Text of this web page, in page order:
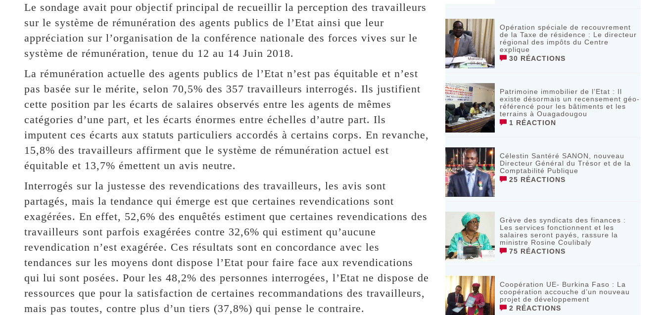
Le sondage avait pour objectif principal de recueillir la perception des travailleurs
sur le système de rémunération des agents publics de l’Etat ainsi que leur
appréciation sur l’organisation de la conférence nationale des forces vives sur le
système de rémunération, tenue du 12 au 14 Juin 2018.
La rémunération actuelle des agents publics de l’Etat n’est pas équitable et n’est
pas basée sur le mérite, selon 70,5% des 357 travailleurs interrogés. Ils justifient
cette position par les écarts de salaires observés entre les agents de mêmes
catégories d’une part, et les écarts énormes entre échelles d’autre part. Ils
imputent ces écarts aux statuts particuliers accordés à certains corps. En revanche,
15,8% des travailleurs affirment que le système de rémunération actuel est
équitable et 13,7% émettent un avis neutre.
Interrogés sur la justesse des revendications des travailleurs, les avis sont
partagés, mais la tendance qui émerge est que certaines revendications sont
exagérées. En effet, 52,6% des enquêtés estiment que certaines revendications des
travailleurs sont parfois exagérées contre 32,6% qui estiment qu’aucune
revendication n’est exagérée. Ces résultats sont en concordance avec les
tendances sur les moyens dont dispose l’Etat pour faire face aux revendications
qui lui sont posées. Pour les 48,2% des personnes interrogées, l’Etat ne dispose de
ressources que pour la satisfaction de certaines recommandations des travailleurs,
mais pas toutes, contre plus d’un tiers (37,8%) qui pense le contraire.
Opération spéciale de recouvrement
de la Taxe de résidence : Le directeur
régional des impôts du Centre
explique
30 RÉACTIONS
Patrimoine immobilier de l’Etat : Il
existe désormais un recensement géo-
référencé pour les bâtiments et les
terrains à Ouagadougou
1 RÉACTION
Célestin Santéré SANON, nouveau
Directeur Général du Trésor et de la
Comptabilité Publique
25 RÉACTIONS
Grève des syndicats des finances :
Les services fonctionnent et les
salaires seront payés, rassure la
ministre Rosine Coulibaly
75 RÉACTIONS
Coopération UE- Burkina Faso : La
coopération accouche d’un nouveau
projet de développement
2 RÉACTIONS